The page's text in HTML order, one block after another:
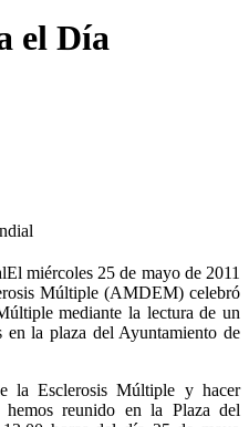
el Día
El miércoles 25 de mayo de 2011
Múltiple (AMDEM) celebró
mediante la lectura de un
la plaza del Ayuntamiento de
la Esclerosis Múltiple y hacer
reunido en la Plaza del